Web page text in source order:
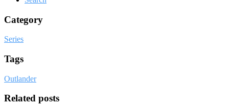
Category
Series
Tags
Outlander
Related posts